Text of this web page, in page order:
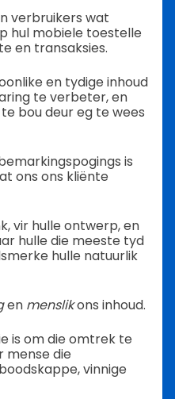
verbruikers wat
hul mobiele toestelle
en transaksies.
en tydige inhoud
te verbeter, en
bou deur eg te wees
is
ons ons kliënte
vir hulle ontwerp, en
hulle die meeste tyd
hulle natuurlik
en menslikons inhoud.
is om die omtrek te
mense die
vinnige